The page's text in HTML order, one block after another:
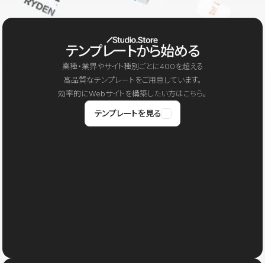
テンプレートから始める
業種・業界やサイト種別ごとに400を超える
高品質なテンプレートをご用意しています。
効率的にWebサイトを構築したい方はこちら。
テンプレートを見る